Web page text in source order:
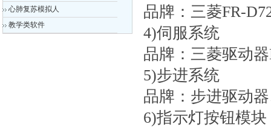
心肺复苏模拟人
教学类软件
品牌：三菱FR-
4)伺服系统
品牌：三菱驱动
5)步进系统
品牌：步进驱动
6)指示灯按钮模块